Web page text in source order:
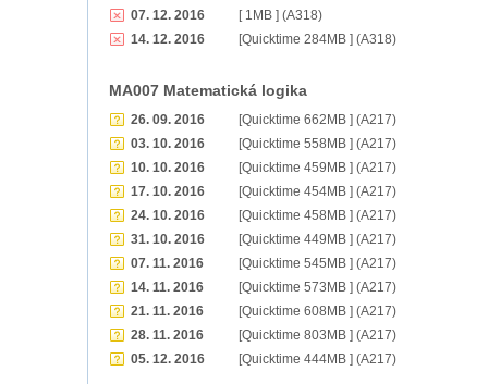
07. 12. 2016
[ 1MB ] (A318)
14. 12. 2016
[Quicktime 284MB ] (A318)
MA007 Matematická logika
26. 09. 2016
[Quicktime 662MB ] (A217)
03. 10. 2016
[Quicktime 558MB ] (A217)
10. 10. 2016
[Quicktime 459MB ] (A217)
17. 10. 2016
[Quicktime 454MB ] (A217)
24. 10. 2016
[Quicktime 458MB ] (A217)
31. 10. 2016
[Quicktime 449MB ] (A217)
07. 11. 2016
[Quicktime 545MB ] (A217)
14. 11. 2016
[Quicktime 573MB ] (A217)
21. 11. 2016
[Quicktime 608MB ] (A217)
28. 11. 2016
[Quicktime 803MB ] (A217)
05. 12. 2016
[Quicktime 444MB ] (A217)